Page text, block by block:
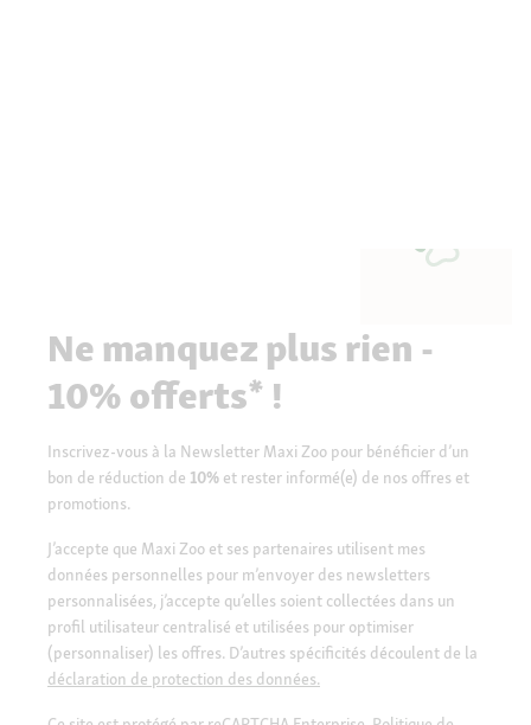
Ne manquez plus rien -
10% offerts* !
Inscrivez-vous à la Newsletter Maxi Zoo pour bénéficier d’un
bon de réduction de 10% et rester informé(e) de nos offres et
promotions.
J’accepte que Maxi Zoo et ses partenaires utilisent mes
données personnelles pour m’envoyer des newsletters
personnalisées, j’accepte qu’elles soient collectées dans un
profil utilisateur centralisé et utilisées pour optimiser
(personnaliser) les offres. D’autres spécificités découlent de la
déclaration de protection des données.